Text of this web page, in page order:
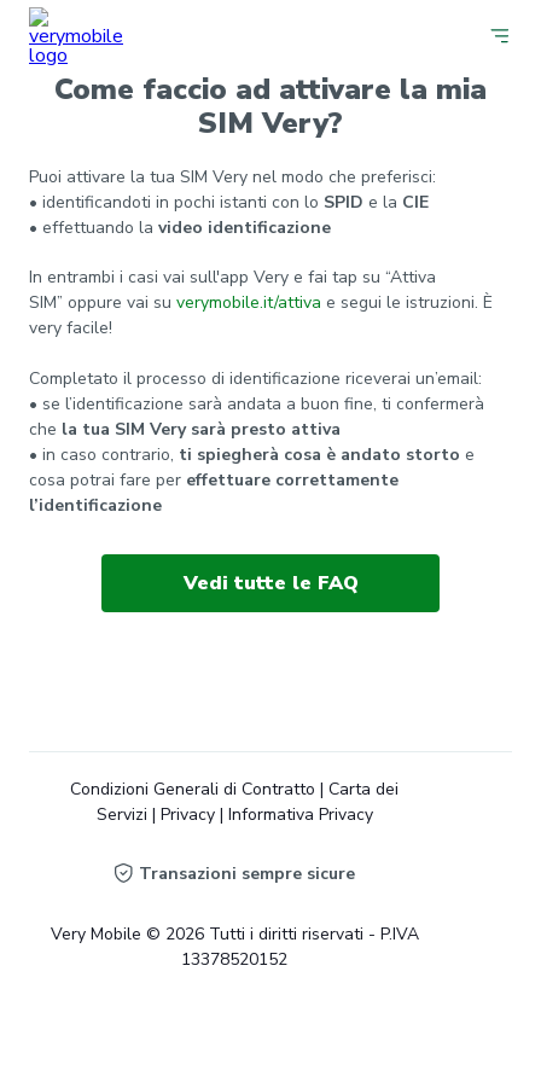
Come faccio ad attivare la mia
SIM Very?
Puoi attivare la tua SIM Very nel modo che preferisci:
• identificandoti in pochi istanti con lo SPID e la CIE
• effettuando la video identificazione
In entrambi i casi vai sull'app Very e fai tap su “Attiva
SIM” oppure vai su verymobile.it/attiva e segui le istruzioni. È
very facile!
Completato il processo di identificazione riceverai un’email:
• se l’identificazione sarà andata a buon fine, ti confermerà
che la tua SIM Very sarà presto attiva
• in caso contrario, ti spiegherà cosa è andato storto e
cosa potrai fare per effettuare correttamente
l’identificazione
Vedi tutte le FAQ
Transazioni sempre sicure
Very Mobile © 2026 Tutti i diritti riservati - P.IVA
13378520152
Condizioni Generali di Contratto | Carta dei
Servizi | Privacy| Informativa Privacy